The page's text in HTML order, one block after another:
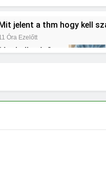
jelent a thm hogy kell
Óra Ezelőtt
a kollagén?